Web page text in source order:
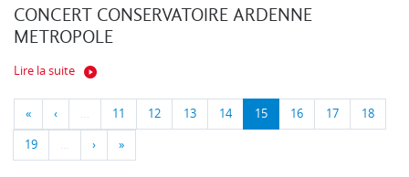
CONCERT CONSERVATOIRE ARDENNE
METROPOLE
Lire la suite
« ‹ … 11 12 13 14 15 16 17 18
19 … › »